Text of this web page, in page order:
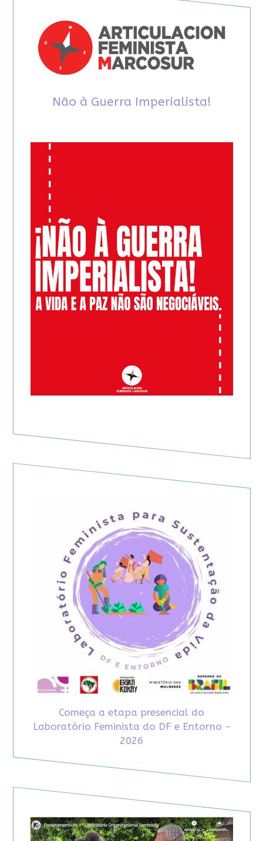
Não à Guerra Imperialista!
Começa a etapa presencial do
Laboratório Feminista do DF e Entorno -
2026